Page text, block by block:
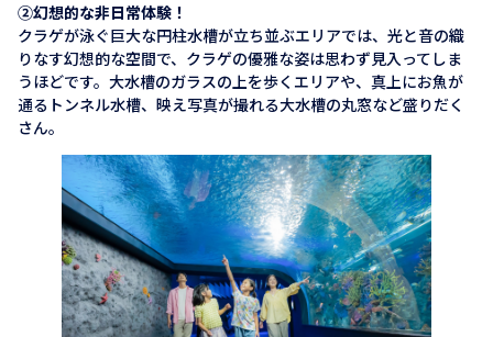
➁幻想的な非日常体験！
クラゲが泳ぐ巨大な円柱水槽が立ち並ぶエリアでは、光と音の織
りなす幻想的な空間で、クラゲの優雅な姿は思わず見入ってしま
うほどです。大水槽のガラスの上を歩くエリアや、真上にお魚が
通るトンネル水槽、映え写真が撮れる大水槽の丸窓など盛りだく
さん。